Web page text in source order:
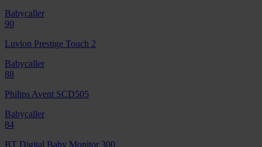
Babycaller
90
Luvion Prestige Touch 2
Babycaller
88
Philips Avent SCD505
Babycaller
84
BT Digital Baby Monitor 300